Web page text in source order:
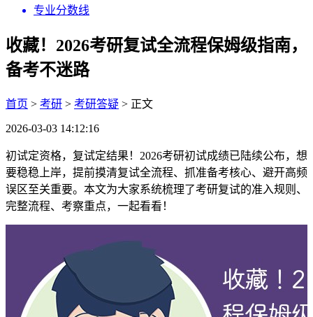
专业分数线
收藏！2026考研复试全流程保姆级指南，
备考不迷路
首页 > 考研 > 考研答疑 > 正文
2026-03-03 14:12:16
初试定资格，复试定结果！2026考研初试成绩已陆续公布，想
要稳稳上岸，提前摸清复试全流程、抓准备考核心、避开高频
误区至关重要。本文为大家系统梳理了考研复试的准入规则、
完整流程、考察重点，一起看看！